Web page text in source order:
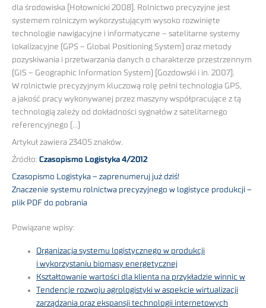
dla środowiska [Hołownicki 2008]. Rolnictwo precyzyjne jest
systemem rolniczym wykorzystującym wysoko rozwinięte
technologie nawigacyjne i informatyczne – satelitarne systemy
lokalizacyjne (GPS – Global Positioning System) oraz metody
pozyskiwania i przetwarzania danych o charakterze przestrzennym
(GIS – Geographic Information System) [Gozdowski i in. 2007].
W rolnictwie precyzyjnym kluczową rolę pełni technologia GPS,
a jakość pracy wykonywanej przez maszyny współpracujące z tą
technologią zależy od dokładności sygnałów z satelitarnego
referencyjnego (…)
Artykuł zawiera 23405 znaków.
Źródło: Czasopismo Logistyka 4/2012
Czasopismo Logistyka – zaprenumeruj już dziś!
Znaczenie systemu rolnictwa precyzyjnego w logistyce produkcji –
plik PDF do pobrania
Powiązane wpisy:
Organizacja systemu logistycznego w produkcji
i wykorzystaniu biomasy energetycznej
Kształtowanie wartości dla klienta na przykładzie winnic w
Tendencje rozwoju agrologistyki w aspekcie wirtualizacji
zarządzania oraz ekspansji technologii internetowych